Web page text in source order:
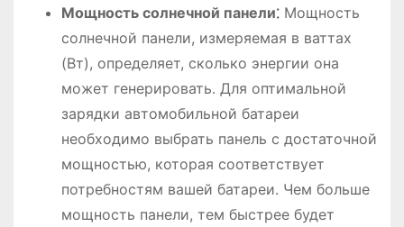
Мощность солнечной панели⁚Мощность
солнечной панели, измеряемая в ваттах
(Вт), определяет, сколько энергии она
может генерировать․ Для оптимальной
зарядки автомобильной батареи
необходимо выбрать панель с достаточной
мощностью, которая соответствует
потребностям вашей батареи․ Чем больше
мощность панели, тем быстрее будет